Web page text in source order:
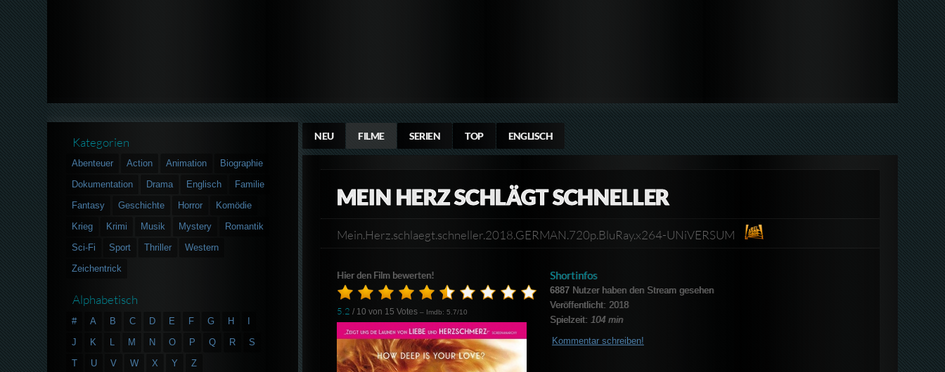
NEU FILME SERIEN TOP ENGLISCH
MEIN HERZ SCHLÄGT SCHNELLER
Mein.Herz.schlaegt.schneller.2018.GERMAN.720p.BluRay.x264-UNiVERSUM
Hier den Film bewerten!
5.2 / 10 von 15 Votes – Imdb: 5.7/10
Shortinfos
6887Nutzer haben den Stream gesehen
Veröffentlicht: 2018
Spielzeit: 104 min
Kommentar schreiben!
Kategorien
Abenteuer Action Animation
Biographie
Dokumentation
Drama Englisch
Familie
Fantasy
Geschichte Horror
Komödie
Krieg
Krimi Musik Mystery
Romantik
Sci-Fi
Sport Thriller
Western
Zeichentrick
Alphabetisch
# A B C D E F G H
J
K L M N O P Q R
S
T
U V W X Y Z